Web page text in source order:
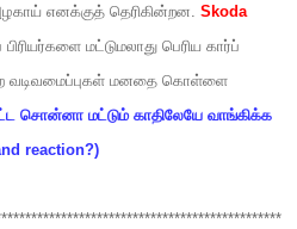
எனக்குத் தெரிகின்றன. Skoda
பிரியர்களை மட்டுமலாது பெரிய கார்ப்
வடிவமைப்புகள் மனதை கொள்ளை
சொன்னா மட்டும் காதிலேயே வாங்கிக்க
reaction?)